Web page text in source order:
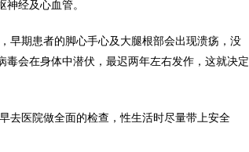
经及心血管。
早期患者的脚心手心及大腿根部会出现溃疡，没
会在身体中潜伏，最迟两年左右发作，这就决定
去医院做全面的检查，性生活时尽量带上安全